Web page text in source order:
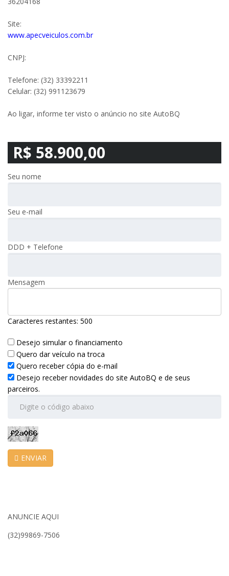
Site:
www.apecveiculos.com.br
CNPJ:
Telefone: (32) 33392211
Celular: (32) 991123679
Ao ligar, informe ter visto o anúncio no site AutoBQ
R$ 58.900,00
Seu nome
Seu e-mail
DDD + Telefone
Mensagem
Caracteres restantes: 500
Desejo simular o financiamento
Quero dar veículo na troca
Quero receber cópia do e-mail
Desejo receber novidades do site AutoBQ e de seus
parceiros.
ENVIAR
ANUNCIE AQUI
(32)99869-7506